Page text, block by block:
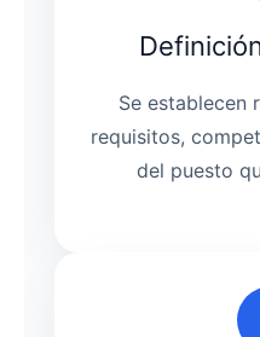
Se establecen
requisitos,
del puesto